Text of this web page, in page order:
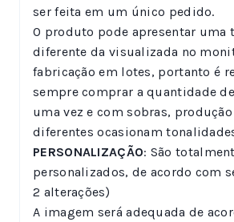
ser feita em um único pedido.
O produto pode apresentar uma
diferente da visualizada no
fabricação em lotes, portanto é
sempre comprar a quantidade
uma vez e com sobras,
diferentes ocasionam
PERSONALIZAÇÃO: São
personalizados, de acordo com
2 alterações)
A imagem será adequada de